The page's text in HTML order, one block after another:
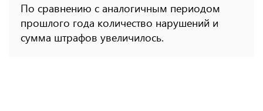
По сравнению с аналогичным периодом
прошлого года количество нарушений и
сумма штрафов увеличилось.